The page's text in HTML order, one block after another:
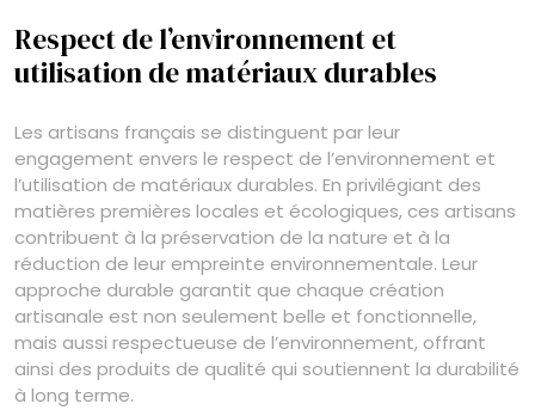
Respect de l’environnement et
utilisation de matériaux durables
Les artisans français se distinguent par leur
engagement envers le respect de l’environnement et
l’utilisation de matériaux durables. En privilégiant des
matières premières locales et écologiques, ces artisans
contribuent à la préservation de la nature et à la
réduction de leur empreinte environnementale. Leur
approche durable garantit que chaque création
artisanale est non seulement belle et fonctionnelle,
mais aussi respectueuse de l’environnement, offrant
ainsi des produits de qualité qui soutiennent la durabilité
à long terme.